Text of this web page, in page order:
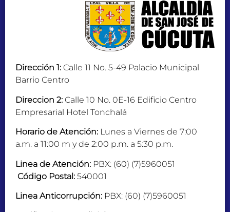
Dirección 1: Calle 11 No. 5-49 Palacio Municipal
Barrio Centro
Direccion 2: Calle 10 No. 0E-16 Edificio Centro
Empresarial Hotel Tonchalá
Horario de Atención: Lunes a Viernes de 7:00
a.m. a 11:00 m y de 2:00 p.m. a 5:30 p.m.
Linea de Atención: PBX: (60) (7)5960051
Código Postal: 540001
Linea Anticorrupción: PBX: (60) (7)5960051